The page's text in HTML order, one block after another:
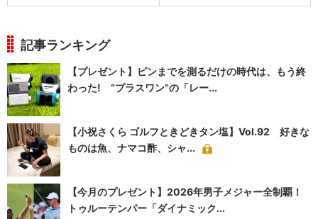
記事ランキング
【プレゼント】ピンまでを測るだけの時代は、もう終
わった! “プラスワン”の「レー...
【小祝さくら ゴルフときどきタン塩】Vol.92 好きな
ものは魚、ナマコ酢、シャ...
【今月のプレゼント】2026年男子メジャー全制覇！
トゥルーテンパー「ダイナミック...